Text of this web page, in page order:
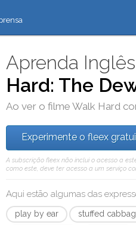
Aprenda
Hard: The
Ao ver o filmeWalk Hard
Experimente o fleex
A subscrição fleex não inclui o acesso a
como este, deve ter acesso a um serviço
Aqui estão algumas das
play by ear stuffed